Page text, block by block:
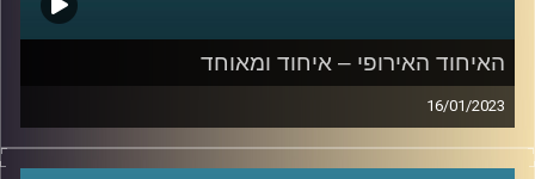
האיחוד האירופי – איחוד ומאוחד
16/01/2023
בשנים האחרונות עומד האיחוד האירופי בפנים אתגרים שונים.
גל מהגרים, מגיפת הקורונה וכיום המלחמה באוקראינה. בפרק